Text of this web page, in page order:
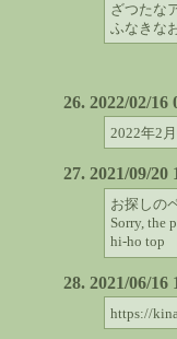
ざつたな
ふなきな
2022/02/16
2022年2
2021/09/20
お探しの
Sorry, the
hi-ho top
2021/06/16
https://